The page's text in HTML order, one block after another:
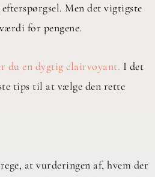
Men det vigtigste
for pengene.
du en dygtig clairvoyant. I det
tips til at vælge den rette
at vurderingen af, hvem der